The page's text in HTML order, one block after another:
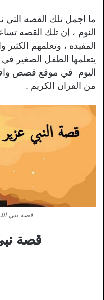
ما اجمل تلك القصه التي
النوم ، إن تلك القصه
المفيده ، وتعلمهم
يتعلمها الطفل الصغير
اليوم في موقع قصص
من القران الكريم .
قصة نبي
قصة